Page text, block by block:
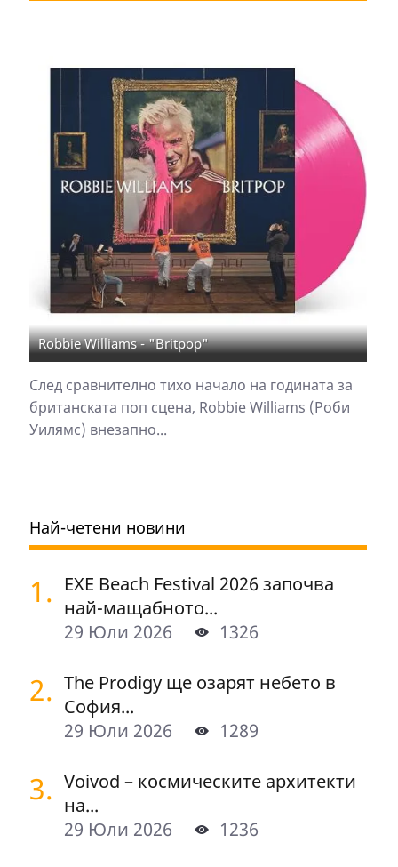
Robbie Williams - "Britpop"
След сравнително тихо начало на годината за
британската поп сцена, Robbie Williams (Роби
Уилямс) внезапно...
Най-четени новини
1. EXE Beach Festival 2026 започва
най-мащабното...
29 Юли 2026
1326
2. The Prodigy ще озарят небето в
София...
29 Юли 2026
1289
3. Voivod – космическите архитекти
на...
29 Юли 2026
1236